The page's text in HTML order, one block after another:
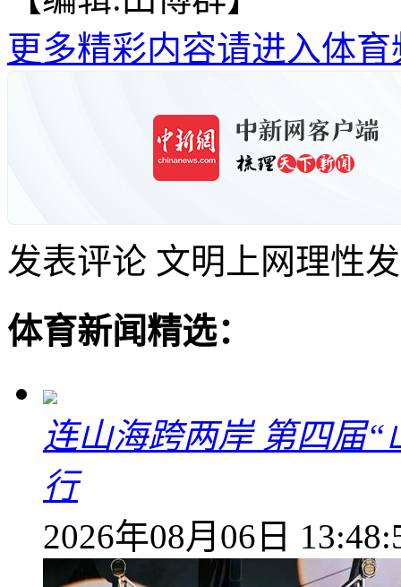
更多精彩内容请进入体育
发表评论 文明上网理性
体育新闻精选：
连山海跨两岸 第四届
行
2026年08月06日